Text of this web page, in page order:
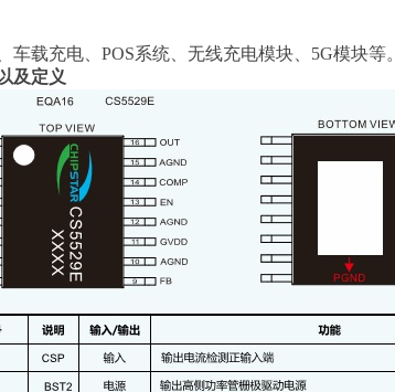
车载充电、POS系统、无线充电模块、5G模块等。
及定义